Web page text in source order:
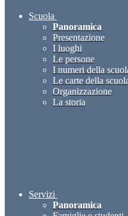
Scuola
Panoramica
Presentazione
I luoghi
Le persone
I numeri della
Le carte della
Organizzazione
La storia
Servizi
Panoramica